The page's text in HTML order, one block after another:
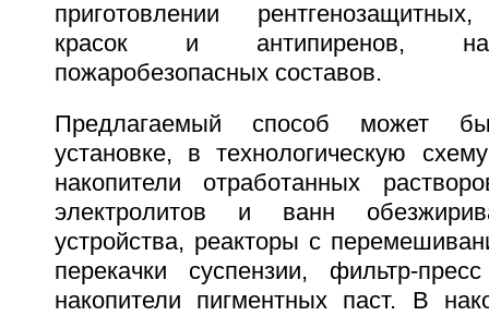
приготовлении
красок и антипиренов,
пожаробезопасных составов.
Предлагаемый способ может
установке, в технологическую
накопители отработанных
электролитов и ванн
устройства, реакторы с
перекачки суспензии, фильтр-
накопители пигментных паст. В